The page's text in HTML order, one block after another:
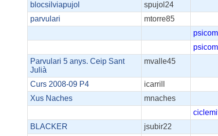
blocsilviapujol
spujol24
parvulari
mtorre85
Parvulari 5 anys. Ceip Sant
Julià
mvalle45
Curs 2008-09 P4
icarrill
Xus Naches
mnaches
BLACKER
jsubir22